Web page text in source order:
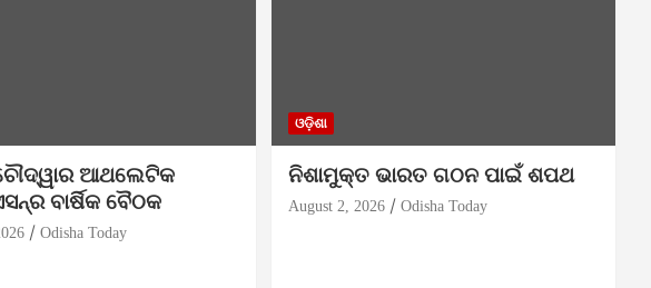
ଆଥଲେଟିକ
ବାର୍ଷିକ ବୈଠକ
Odisha Today
ଓଡ଼ିଶା
ନିଶାମୁକ୍ତ ଭାରତ ଗଠନ ପାଇଁ ଶପଥ
August 2, 2026 Odisha Today